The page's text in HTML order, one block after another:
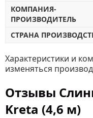
КОМПАНИЯ-
ПРОИЗВОДИТЕЛЬ
СТРАНА
Характеристики и
изменяться
Отзывы
Kreta (4,6 м)